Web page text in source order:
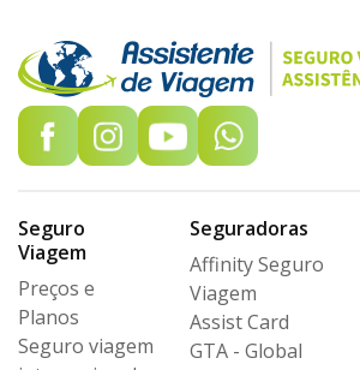
Seguro
Viagem
Preços e
Planos
Seguro viagem
Seguradoras
Affinity Seguro
Viagem
Assist Card
GTA - Global